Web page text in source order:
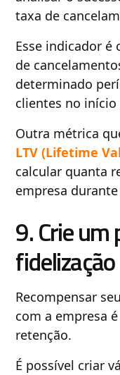
taxa de
Esse indicador
de
determinado
clientes no
Outra métrica
LTV (Lifetime
calcular quanta
empresa
9. Crie
fidelização
Recompensar
com a empresa
retenção.
É possível criar